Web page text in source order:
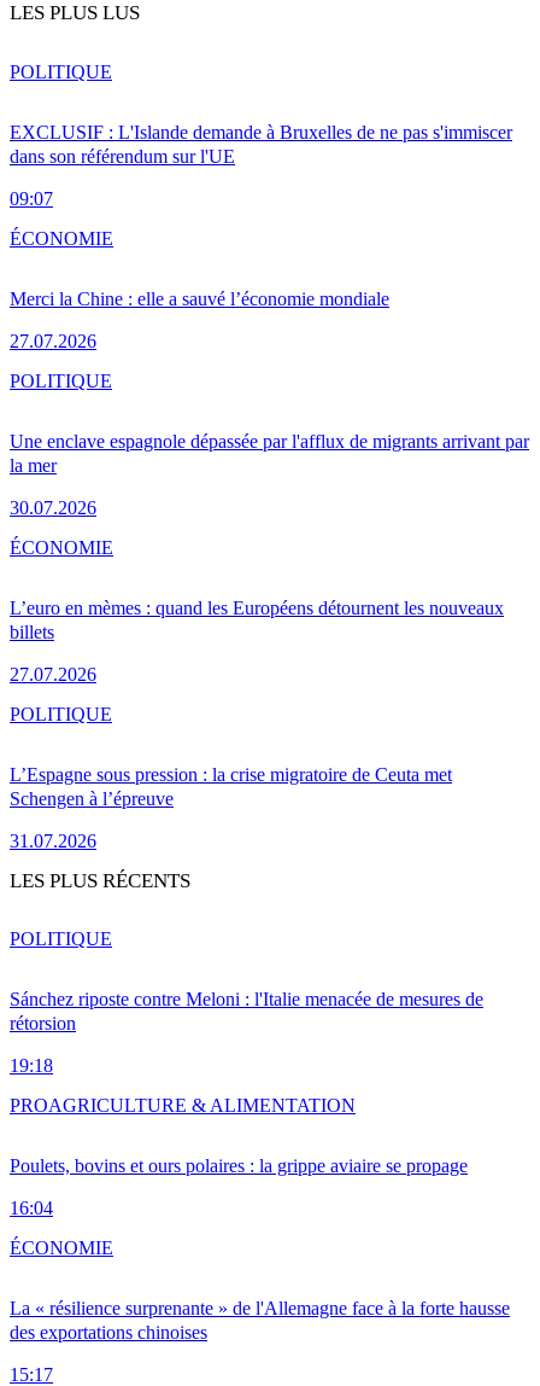
LES PLUS LUS
EXCLUSIF : L'Islande demande à Bruxelles de ne pas s'immiscer
dans son référendum sur l'UE
09:07
POLITIQUE
Merci la Chine : elle a sauvé l’économie mondiale
27.07.2026
ÉCONOMIE
Une enclave espagnole dépassée par l'afflux de migrants arrivant par
la mer
30.07.2026
POLITIQUE
L’euro en mèmes : quand les Européens détournent les nouveaux
billets
27.07.2026
ÉCONOMIE
L’Espagne sous pression : la crise migratoire de Ceuta met
Schengen à l’épreuve
31.07.2026
POLITIQUE
LES PLUS RÉCENTS
Sánchez riposte contre Meloni : l'Italie menacée de mesures de
rétorsion
19:18
POLITIQUE
Poulets, bovins et ours polaires : la grippe aviaire se propage
16:04
PROAGRICULTURE & ALIMENTATION
La « résilience surprenante » de l'Allemagne face à la forte hausse
des exportations chinoises
15:17
ÉCONOMIE